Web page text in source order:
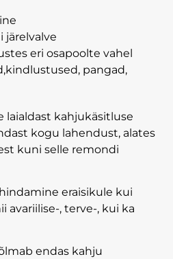
järelvalve
eri osapoolte vahel
pangad,
laialdast kahjukäsitluse
kogu lahendust, alates
kuni selle remondi
hindamine eraisikule kui
avariilise-, terve-, kui ka
endas kahju